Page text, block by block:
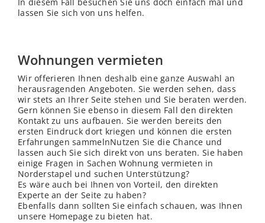
In diesem Fall besuchen Sie uns doch einfach mal und
lassen Sie sich von uns helfen.
Wohnungen vermieten
Wir offerieren Ihnen deshalb eine ganze Auswahl an
herausragenden Angeboten. Sie werden sehen, dass
wir stets an Ihrer Seite stehen und Sie beraten werden.
Gern können Sie ebenso in diesem Fall den direkten
Kontakt zu uns aufbauen. Sie werden bereits den
ersten Eindruck dort kriegen und können die ersten
Erfahrungen sammelnNutzen Sie die Chance und
lassen auch Sie sich direkt von uns beraten. Sie haben
einige Fragen in Sachen Wohnung vermieten in
Norderstapel und suchen Unterstützung?
Es wäre auch bei Ihnen von Vorteil, den direkten
Experte an der Seite zu haben?
Ebenfalls dann sollten Sie einfach schauen, was Ihnen
unsere Homepage zu bieten hat.